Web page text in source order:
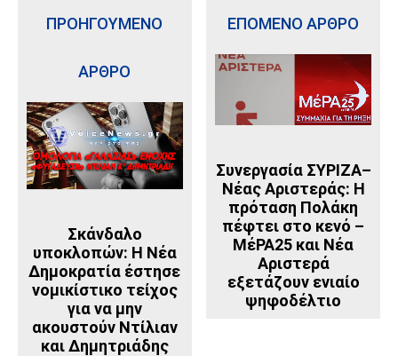
ΠΡΟΗΓΟΥΜΕΝΟ
ΑΡΘΡΟ
Σκάνδαλο
υποκλοπών: Η Νέα
Δημοκρατία έστησε
νομικίστικο τείχος
για να μην
ακουστούν Ντίλιαν
και Δημητριάδης
ΕΠΟΜΕΝΟ ΑΡΘΡΟ
Συνεργασία ΣΥΡΙΖΑ–
Νέας Αριστεράς: Η
πρόταση Πολάκη
πέφτει στο κενό –
ΜέΡΑ25 και Νέα
Αριστερά
εξετάζουν ενιαίο
ψηφοδέλτιο